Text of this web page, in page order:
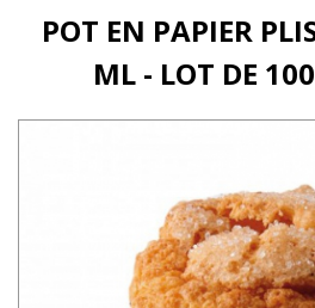
POT EN PAPIER
ML - LOT DE